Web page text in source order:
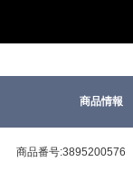
商品情報
商品番号:3895200576